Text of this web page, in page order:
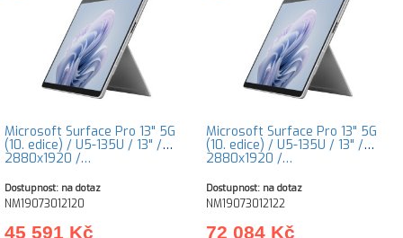
Microsoft Surface Pro 13" 5G
(10. edice) / U5-135U / 13" /
2880x1920 /…
Dostupnost: na dotaz
NM19073012120
45 591 Kč
Microsoft Surface Pro 13" 5G
(10. edice) / U5-135U / 13" /
2880x1920 /…
Dostupnost: na dotaz
NM19073012122
72 084 Kč